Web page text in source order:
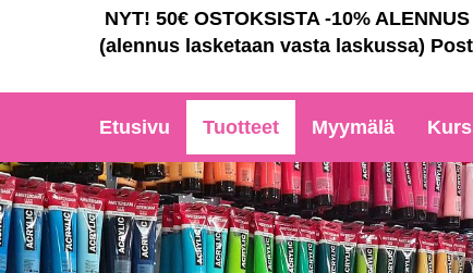
NYT! 50€ OSTOKSISTA -10% ALENNUS
(alennus lasketaan vasta laskussa)
Etusivu Tuotteet Myymälä